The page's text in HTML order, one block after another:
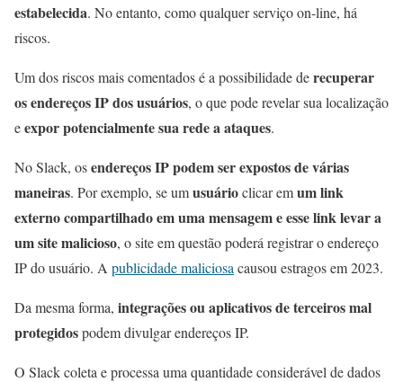
estabelecida. No entanto, como qualquer serviço on-line, há
riscos.
Um dos riscos mais comentados é a possibilidade derecuperar
os endereços IP dos usuários, o que pode revelar sua localização
eexpor potencialmente sua rede a ataques.
No Slack, osendereços IP podem ser expostos de várias
maneiras. Por exemplo, se umusuárioclicar emum link
externo compartilhado em uma mensagem e esse link levar a
um site malicioso, o site em questão poderá registrar o endereço
IP do usuário. A publicidade maliciosa causou estragos em 2023.
Da mesma forma, integrações ou aplicativos de terceiros mal
protegidospodem divulgar endereços IP.
O Slack coleta e processa uma quantidade considerável de dados